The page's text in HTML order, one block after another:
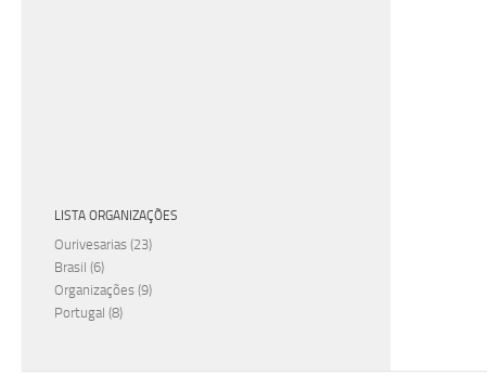
LISTA ORGANIZAÇÕES
Ourivesarias (23)
Brasil (6)
Organizações (9)
Portugal (8)